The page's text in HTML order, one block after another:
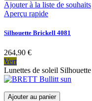
Ajouter à la liste de souhaits
Aperçu rapide
Silhouette Brickell 4081
264,90 €
Vert
Lunettes de soleil
Ajouter au panier